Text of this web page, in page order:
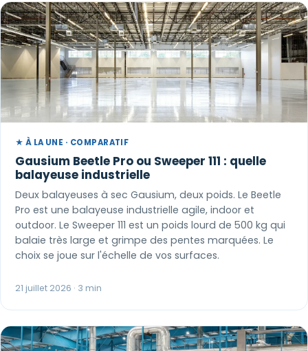
★ À LA UNE · COMPARATIF
Gausium Beetle Pro ou Sweeper 111 : quelle
balayeuse industrielle
Deux balayeuses à sec Gausium, deux poids. Le Beetle
Pro est une balayeuse industrielle agile, indoor et
outdoor. Le Sweeper 111 est un poids lourd de 500 kg qui
balaie très large et grimpe des pentes marquées. Le
choix se joue sur l'échelle de vos surfaces.
21 juillet 2026 · 3 min